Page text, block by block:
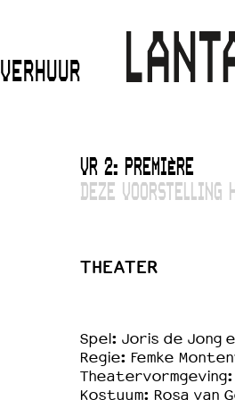
VERHUUR
VR 2: PREMIÈRE
DEZE VOORSTELLING
THEATER
Spel: Joris de Jong
Regie: Femke
Theatervormgeving:
Kostuum: Rosa van